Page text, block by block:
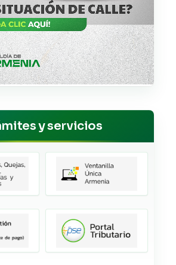
y servicios